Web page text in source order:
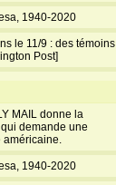
1940-2020
le 11/9 : des témoins
Post]
MAIL donne la
demande une
américaine.
1940-2020